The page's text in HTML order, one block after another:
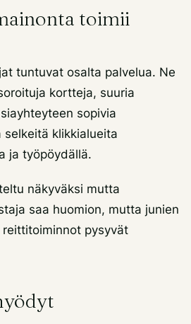
toimii
tuntuvat osalta palvelua. Ne
kortteja, suuria
sopivia
selkeitä klikkialueita
ja työpöydällä.
näkyväksi mutta
saa huomion, mutta junien
pysyvät